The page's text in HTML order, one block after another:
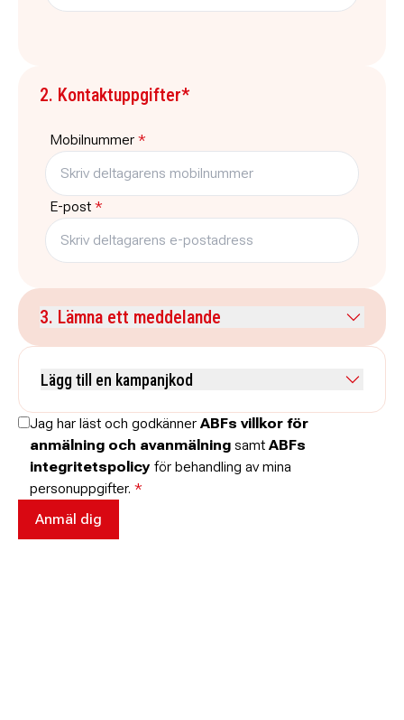
2. Kontaktuppgifter*
Mobilnummer *
E-post *
3. Lämna ett meddelande
Lägg till en kampanjkod
Skriv koden utan mellanslag och skriv stora och små bokstäver när
de anges.
Jag har läst och godkänner ABFs villkor för
anmälning och avanmälning samt ABFs
integritetspolicy för behandling av mina
personuppgifter. *